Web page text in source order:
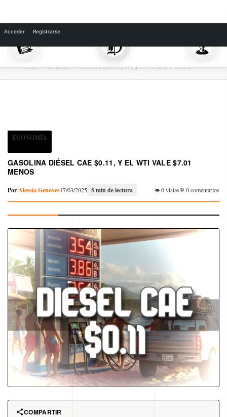
Inicio Economía Gasolina Diésel cae $0.11, y el WTI vale $7.01 menos
ECONOMÍA
GASOLINA DIÉSEL CAE $0.11, Y EL WTI VALE $7.01
MENOS
PorAlessia Genoves17/03/2025 5 min de lectura 0 vistas 0 comentarios
COMPARTIR
Acceder Registrarse